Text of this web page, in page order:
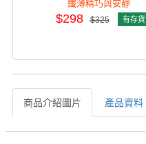
纖薄精巧與安靜
$298 $325 有存貨
商品介紹圖片 產品資料